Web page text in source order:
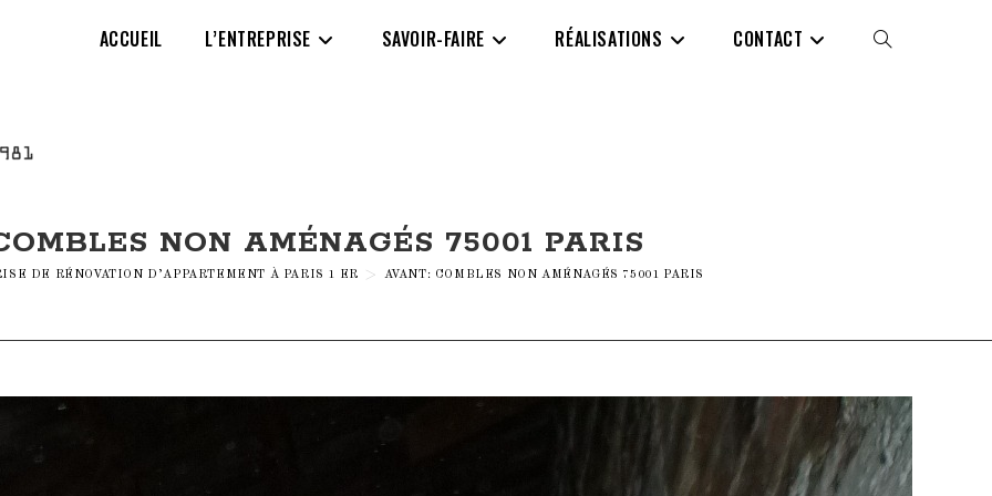
ACCUEIL L’ENTREPRISE SAVOIR-FAIRE RÉALISATIONS CONTACT TOGGLE
NON AMÉNAGÉS 75001 PARIS
DE RÉNOVATION D’APPARTEMENT À PARIS 1 ER > AVANT: COMBLES NON AMÉNAGÉS 75001 PARIS